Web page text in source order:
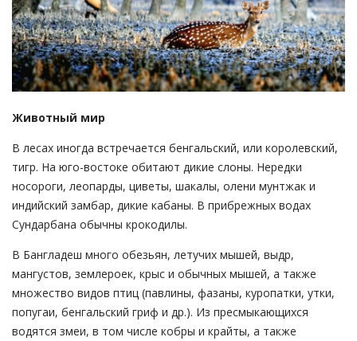
Животный мир
В лесах иногда встречается бенгальский, или королевский,
тигр. На юго-востоке обитают дикие слоны. Нередки
носороги, леопарды, циветы, шакалы, олени мунтжак и
индийский замбар, дикие кабаны. В прибрежных водах
Сундарбана обычны крокодилы.
В Бангладеш много обезьян, летучих мышей, выдр,
мангустов, землероек, крыс и обычных мышей, а также
множество видов птиц (павлины, фазаны, куропатки, утки,
попугаи, бенгальский гриф и др.). Из пресмыкающихся
водятся змеи, в том числе кобры и крайты, а также